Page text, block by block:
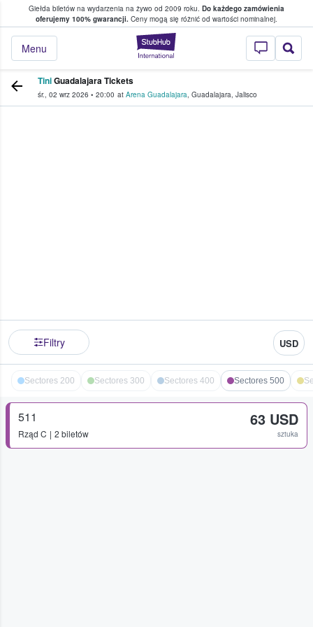
Giełda biletów na wydarzenia na żywo od 2009 roku. Do każdego zamówienia
oferujemy 100% gwarancji. Ceny mogą się różnić od wartości nominalnej.
StubHub —
Menu
w którym fani i kibice kupują i
TiniGuadalajara Tickets
śr., 02 wrz 2026 • 20:00 at Arena Guadalajara, Guadalajara, Jalisco
Filtry USD
Sectores 200 Sectores 300 Sectores 400 Sectores 500
511
Rząd C 2 biletów
63 USD
sztuka